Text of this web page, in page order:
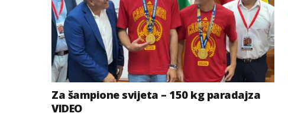
Za šampione svijeta – 150 kg paradajza
VIDEO